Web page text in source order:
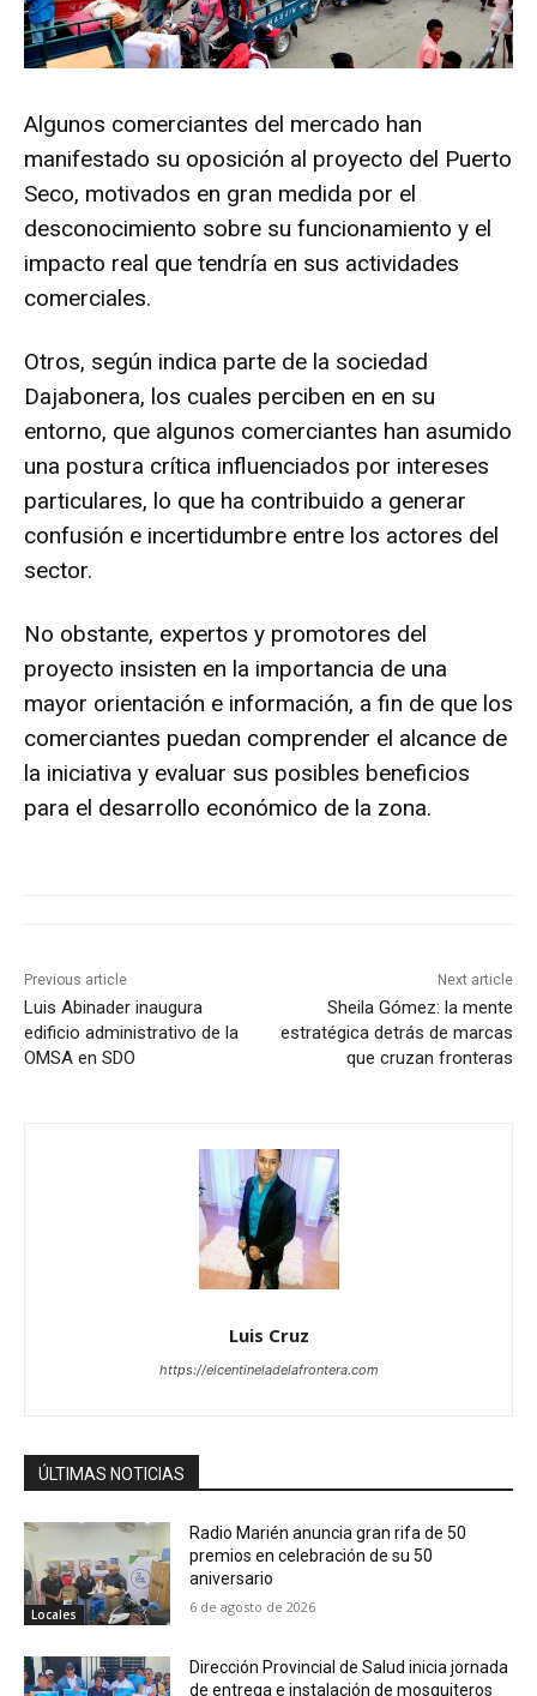
Algunos comerciantes del mercado han
manifestado su oposición al proyecto del Puerto
Seco, motivados en gran medida por el
desconocimiento sobre su funcionamiento y el
impacto real que tendría en sus actividades
comerciales.
Otros, según indica parte de la sociedad
Dajabonera, los cuales perciben en en su
entorno, que algunos comerciantes han asumido
una postura crítica influenciados por intereses
particulares, lo que ha contribuido a generar
confusión e incertidumbre entre los actores del
sector.
No obstante, expertos y promotores del
proyecto insisten en la importancia de una
mayor orientación e información, a fin de que los
comerciantes puedan comprender el alcance de
la iniciativa y evaluar sus posibles beneficios
para el desarrollo económico de la zona.
Previous article
Luis Abinader inaugura
edificio administrativo de la
OMSA en SDO
Next article
Sheila Gómez: la mente
estratégica detrás de marcas
que cruzan fronteras
Luis Cruz
https://elcentineladelafrontera.com
ÚLTIMAS NOTICIAS
Locales
Radio Marién anuncia gran rifa de 50
premios en celebración de su 50
aniversario
6 de agosto de 2026
Dirección Provincial de Salud inicia jornada
de entrega e instalación de mosquiteros